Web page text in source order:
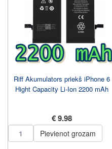
Riff Akumulators priekš iPhone 6
Hight Capacity Li-Ion 2200 mAh
€ 9.98
Pievienot grozam